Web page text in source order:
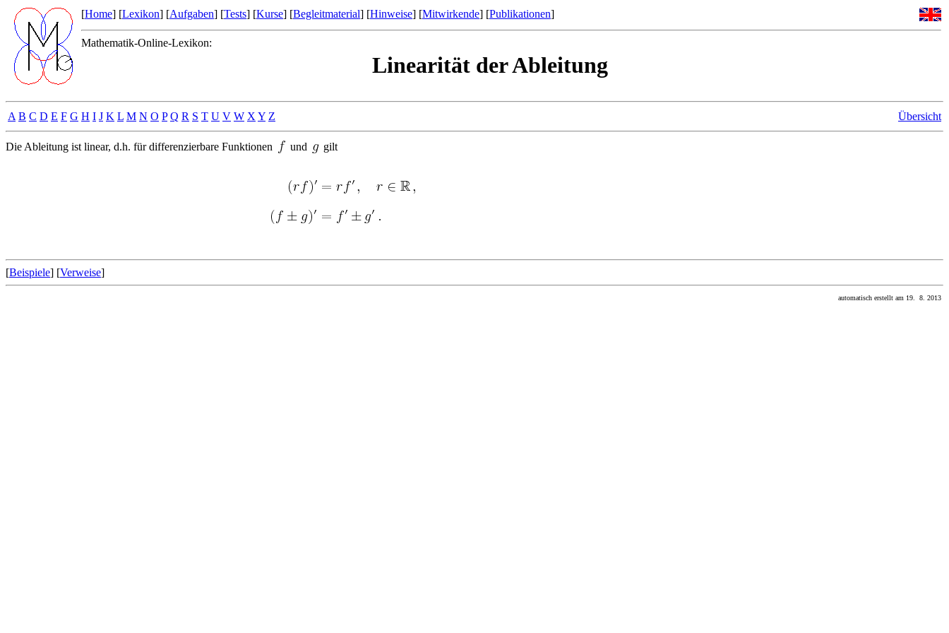
[Home] [Lexikon] [Aufgaben] [Tests] [Kurse] [Begleitmaterial] [Hinweise] [Mitwirkende] [Publikationen]
Mathematik-Online-Lexikon:
Linearität der Ableitung
A B C D E F G H I J K L M N O P Q R S T U V W X Y Z Übersicht
Die Ableitung ist linear, d.h. für differenzierbare Funktionen und gilt
[Beispiele] [Verweise]
automatisch erstellt am 19. 8. 2013